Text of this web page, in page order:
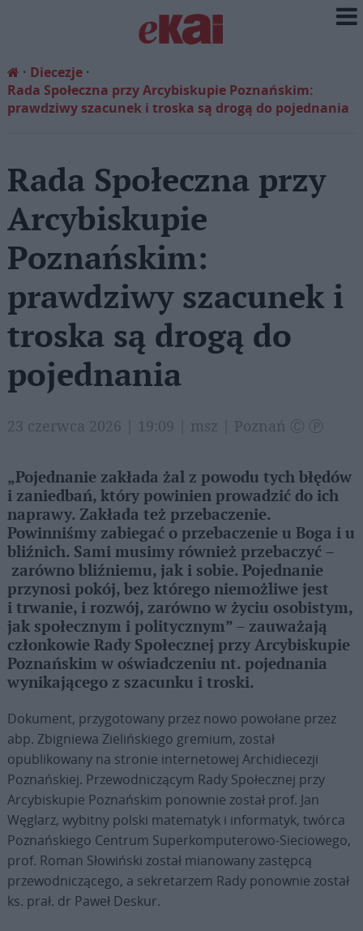
Diecezje
Rada Społeczna przy Arcybiskupie Poznańskim:
prawdziwy szacunek i troska są drogą do pojednania
Rada Społeczna przy
Arcybiskupie
Poznańskim:
prawdziwy szacunek i
troska są drogą do
pojednania
23 czerwca 2026 | 19:09 | msz | Poznań Ⓒ Ⓟ
„Pojednanie zakłada żal z powodu tych błędów
i zaniedbań, który powinien prowadzić do ich
naprawy. Zakłada też przebaczenie.
Powinniśmy zabiegać o przebaczenie u Boga i u
bliźnich. Sami musimy również przebaczyć –
zarówno bliźniemu, jak i sobie. Pojednanie
przynosi pokój, bez którego niemożliwe jest
i trwanie, i rozwój, zarówno w życiu osobistym,
jak społecznym i politycznym” – zauważają
członkowie Rady Społecznej przy Arcybiskupie
Poznańskim w oświadczeniu nt. pojednania
wynikającego z szacunku i troski.
Dokument, przygotowany przez nowo powołane przez
abp. Zbigniewa Zielińskiego gremium, został
opublikowany na stronie internetowej Archidiecezji
Poznańskiej. Przewodniczącym Rady Społecznej przy
Arcybiskupie Poznańskim ponownie został prof. Jan
Węglarz, wybitny polski matematyk i informatyk, twórca
Poznańskiego Centrum Superkomputerowo-Sieciowego,
prof. Roman Słowiński został mianowany zastępcą
przewodniczącego, a sekretarzem Rady ponownie został
ks. prał. dr Paweł Deskur.